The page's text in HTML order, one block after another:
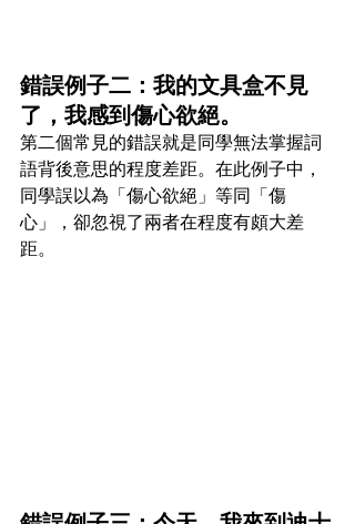
錯誤例子二：我的文具盒不見
了，我感到傷心欲絕。
第二個常見的錯誤就是同學無法掌握詞
語背後意思的程度差距。在此例子中，
同學誤以為「傷心欲絕」等同「傷
心」，卻忽視了兩者在程度有頗大差
距。